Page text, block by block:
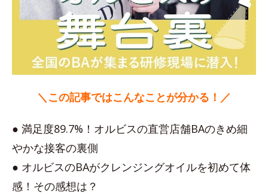
＼この記事ではこんなことが分かる！／
● 満足度89.7%！オルビスの直営店舗BAのきめ細
やかな接客の裏側
● オルビスのBAがクレンジングオイルを初めて体
感！その感想は？